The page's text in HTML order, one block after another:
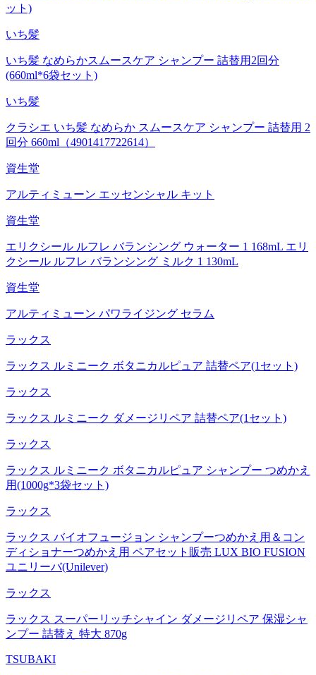
ット)
いち髪
いち髪 なめらかスムースケア シャンプー 詰替用2回分
(660ml*6袋セット)
いち髪
クラシエ いち髪 なめらか スムースケア シャンプー 詰替用 2
回分 660ml（4901417722614）
資生堂
アルティミューン エッセンシャル キット
資生堂
エリクシール ルフレ バランシング ウォーター 1 168mL エリ
クシール ルフレ バランシング ミルク 1 130mL
資生堂
アルティミューン パワライジング セラム
ラックス
ラックス ルミニーク ボタニカルピュア 詰替ペア(1セット)
ラックス
ラックス ルミニーク ダメージリペア 詰替ペア(1セット)
ラックス
ラックス ルミニーク ボタニカルピュア シャンプー つめかえ
用(1000g*3袋セット)
ラックス
ラックス バイオフュージョン シャンプーつめかえ用＆コン
ディショナーつめかえ用 ペアセット販売 LUX BIO FUSION
ユニリーバ(Unilever)
ラックス
ラックス スーパーリッチシャイン ダメージリペア 保湿シャ
ンプー 詰替え 特大 870g
TSUBAKI